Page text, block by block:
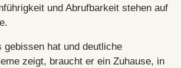
und Abrufbarkeit stehen auf
gebissen hat und deutliche
zeigt, braucht er ein Zuhause, in